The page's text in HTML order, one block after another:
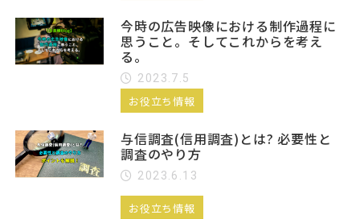
今時の広告映像における制作過程に
思うこと。そしてこれからを考え
る。
2023.7.5
お役立ち情報
与信調査(信用調査)とは? 必要性と
調査のやり方
2023.6.13
お役立ち情報